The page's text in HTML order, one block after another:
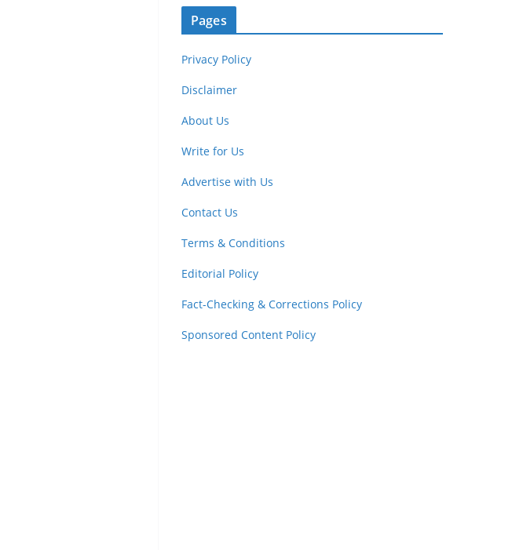
Pages
Privacy Policy
Disclaimer
About Us
Write for Us
Advertise with Us
Contact Us
Terms & Conditions
Editorial Policy
Fact-Checking & Corrections Policy
Sponsored Content Policy